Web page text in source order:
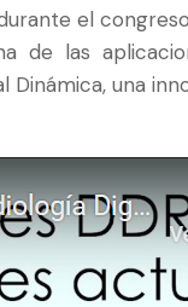
el
de las
una